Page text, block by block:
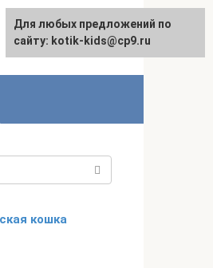
кошка
Для любых предложений по
сайту: kotik-kids@cp9.ru